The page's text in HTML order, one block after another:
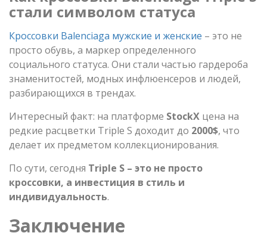
стали символом статуса
Кроссовки Balenciaga мужские и женские – это не
просто обувь, а маркер определенного
социального статуса. Они стали частью гардероба
знаменитостей, модных инфлюенсеров и людей,
разбирающихся в трендах.
Интересный факт: на платформе StockX цена на
редкие расцветки Triple S доходит до 2000$, что
делает их предметом коллекционирования.
По сути, сегодня Triple S – это не просто
кроссовки, а инвестиция в стиль и
индивидуальность.
Заключение